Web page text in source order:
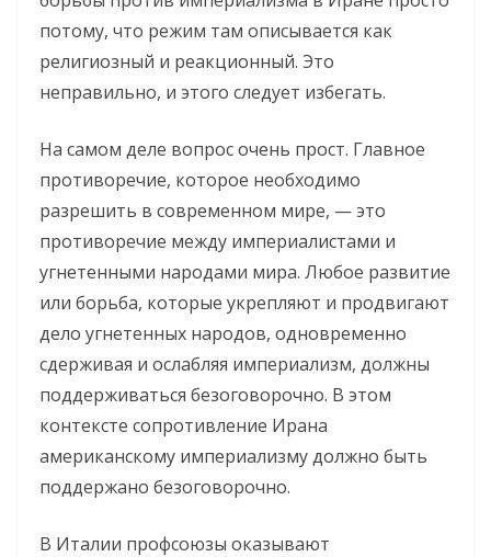
потому, что режим там описывается как
религиозный и реакционный. Это
неправильно, и этого следует избегать.
На самом деле вопрос очень прост. Главное
противоречие, которое необходимо
разрешить в современном мире, — это
противоречие между империалистами и
угнетенными народами мира. Любое развитие
или борьба, которые укрепляют и продвигают
дело угнетенных народов, одновременно
сдерживая и ослабляя империализм, должны
поддерживаться безоговорочно. В этом
контексте сопротивление Ирана
американскому империализму должно быть
поддержано безоговорочно.
В Италии профсоюзы оказывают